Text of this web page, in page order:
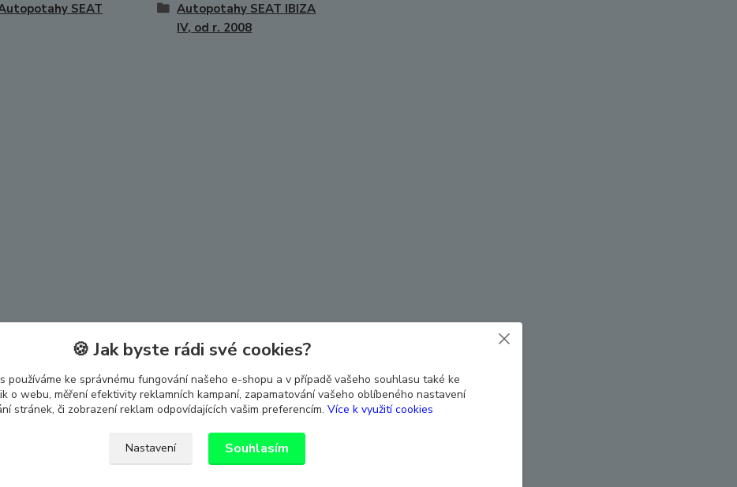
SEAT
Autopotahy SEAT IBIZA
IV, od r. 2008
🍪 Jak byste rádi své cookies?
používáme ke správnému fungování našeho e-shopu a v případě vašeho souhlasu také ke
o webu, měření efektivity reklamních kampaní, zapamatování vašeho oblíbeného nastavení
stránek, či zobrazení reklam odpovídajících vašim preferencím. Více k využití cookies
Nastavení Souhlasím